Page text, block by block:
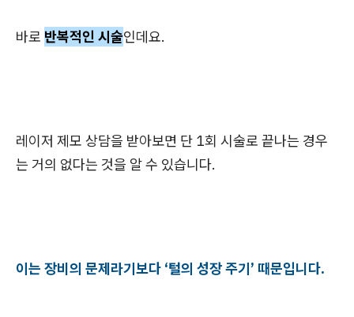
바로 반복적인 시술인데요.
레이저 제모 상담을 받아보면 단 1회 시술로 끝나는 경우
는 거의 없다는 것을 알 수 있습니다.
이는 장비의 문제라기보다 ‘털의 성장 주기’ 때문입니다.